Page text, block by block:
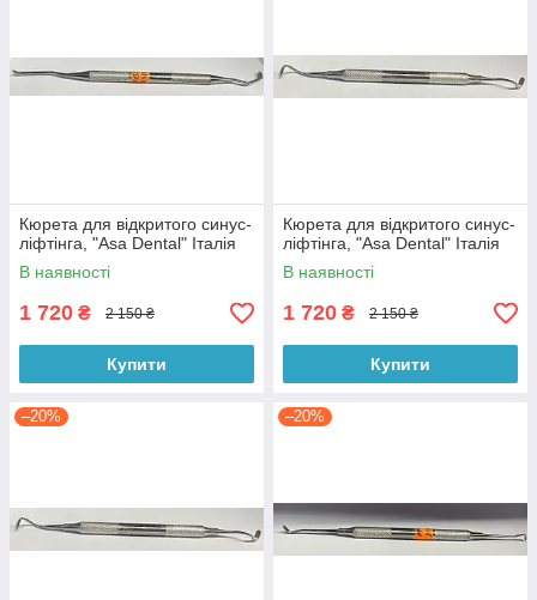
Кюрета для відкритого синус-
ліфтінга, "Asa Dental" Італія
В наявності
1 720 ₴ 2 150 ₴
Купити
Кюрета для відкритого синус-
ліфтінга, "Asa Dental" Італія
В наявності
1 720 ₴ 2 150 ₴
Купити
–20% –20%